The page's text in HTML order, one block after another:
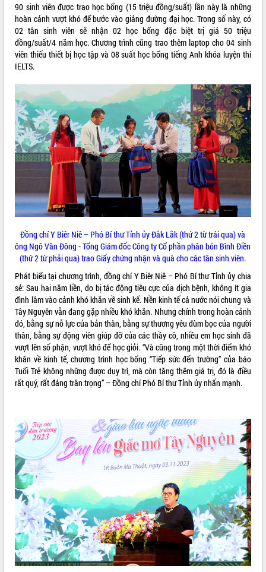
90 sinh viên được trao học bổng (15 triệu đồng/suất) lần này là những
hoàn cảnh vượt khó để bước vào giảng đường đại học. Trong số này, có
02 tân sinh viên sẽ nhận 02 học bổng đặc biệt trị giá 50 triệu
đồng/suất/4 năm học. Chương trình cũng trao thêm laptop cho 04 sinh
viên thiếu thiết bị học tập và 08 suất học bổng tiếng Anh khóa luyện thi
IELTS.
Đồng chí Y Biêr Niê – Phó Bí thư Tỉnh ủy Đắk Lắk (thứ 2 từ trái qua) và
ông Ngô Văn Đông - Tổng Giám đốc Công ty Cổ phần phân bón Bình Điền
(thứ 2 từ phải qua) trao Giấy chứng nhận và quà cho các tân sinh viên.
Phát biểu tại chương trình, đồng chí Y Biêr Niê – Phó Bí thư Tỉnh ủy chia
sẻ: Sau hai năm liền, do bị tác động tiêu cực của dịch bệnh, không ít gia
đình lâm vào cảnh khó khăn về sinh kế. Nền kinh tế cả nước nói chung và
Tây Nguyên vẫn đang gặp nhiều khó khăn. Nhưng chính trong hoàn cảnh
đó, bằng sự nỗ lực của bản thân, bằng sự thương yêu đùm bọc của người
thân, bằng sự động viên giúp đỡ của các thầy cô, nhiều em học sinh đã
vượt lên số phận, vượt khó để học giỏi. “Và cũng trong một thời điểm khó
khăn về kinh tế, chương trình học bổng “Tiếp sức đến trường” của báo
Tuổi Trẻ không những được duy trì, mà còn tăng thêm giá trị, đó là điều
rất quý, rất đáng trân trọng” – Đồng chí Phó Bí thư Tỉnh ủy nhấn mạnh.